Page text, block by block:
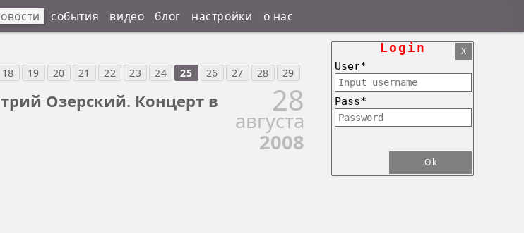
события видео блог настройки о нас
18 19 20 21 22 23 24 25 26 27 28 29
28
августа
2008
Озерский. Концерт в
Login
User*
Pass*
Ok
X